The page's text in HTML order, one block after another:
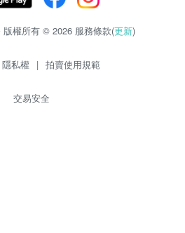
版權所有 © 2026 服務條款(更新)
隱私權 | 拍賣使用規範
交易安全